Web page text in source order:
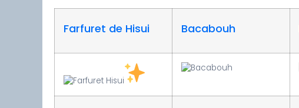
Farfuret de Hisui Bacabouh